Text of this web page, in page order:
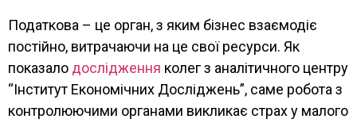
Податкова – це орган, з яким бізнес взаємодіє
постійно, витрачаючи на це свої ресурси. Як
показало дослідження колег з аналітичного центру
“Інститут Економічних Досліджень”, саме робота з
контролюючими органами викликає страх у малого